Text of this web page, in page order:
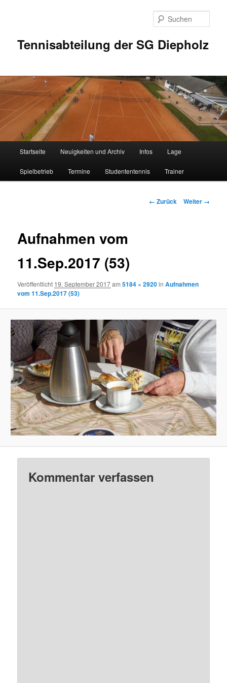
Tennisabteilung der SG Diepholz
Startseite Neuigkeiten und Archiv Infos Lage
Spielbetrieb Termine Studententennis Trainer
Bilder-
← Zurück Weiter →
Aufnahmen vom
11.Sep.2017 (53)
Veröffentlicht 19. September 2017am5184 × 2920inAufnahmen
vom 11.Sep.2017 (53)
Kommentar verfassen